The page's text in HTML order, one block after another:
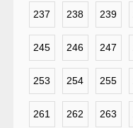
237 238 239
245 246 247
253 254 255
261 262 263